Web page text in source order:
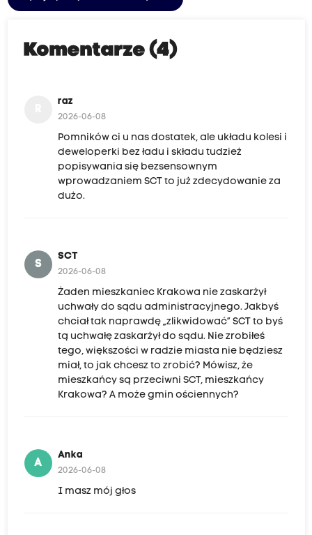
Komentarze (4)
raz
2026-06-08
Pomników ci u nas dostatek, ale układu kolesi i
deweloperki bez ładu i składu tudzież
popisywania się bezsensownym
wprowadzaniem SCT to już zdecydowanie za
dużo.
S
SCT
2026-06-08
Żaden mieszkaniec Krakowa nie zaskarżył
uchwały do sądu administracyjnego. Jakbyś
chciał tak naprawdę „zlikwidować” SCT to byś
tą uchwałę zaskarżył do sądu. Nie zrobiłeś
tego, większości w radzie miasta nie będziesz
miał, to jak chcesz to zrobić? Mówisz, że
mieszkańcy są przeciwni SCT, mieszkańcy
Krakowa? A może gmin ościennych?
A
Anka
2026-06-08
I masz mój głos